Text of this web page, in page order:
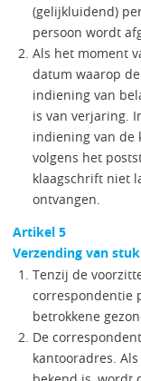
(gelijkluidend)
persoon wordt
Als het moment
datum waarop
indiening van
is van verjaring.
indiening van de
volgens het
klaagschrift niet
ontvangen.
Artikel 5
Verzending van
Tenzij de
correspondentie
betrokkene
De
kantooradres.